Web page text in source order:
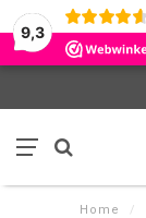
9,3
Home /